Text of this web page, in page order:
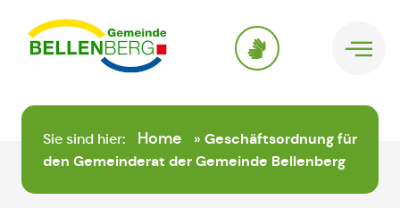
springen
Sie sind hier: Home » Geschäftsordnung für
den Gemeinderat der Gemeinde Bellenberg